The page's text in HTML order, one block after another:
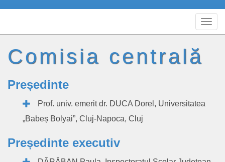
Comisia centrală
Președinte
Prof. univ. emerit dr. DUCA Dorel, Universitatea
„Babeș Bolyai”, Cluj-Napoca, Cluj
Președinte executiv